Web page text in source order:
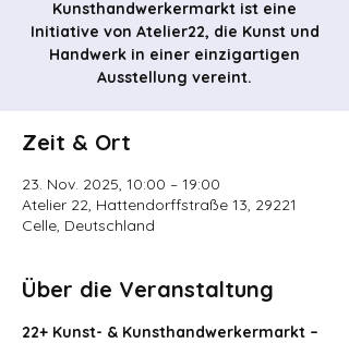
Kunsthandwerkermarkt ist eine
Initiative von Atelier22, die Kunst und
Handwerk in einer einzigartigen
Ausstellung vereint.
Zeit & Ort
23. Nov. 2025, 10:00 – 19:00
Atelier 22, Hattendorffstraße 13, 29221
Celle, Deutschland
Über die Veranstaltung
22+ Kunst- & Kunsthandwerkermarkt –